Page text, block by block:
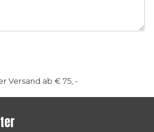
Versand ab € 75, -